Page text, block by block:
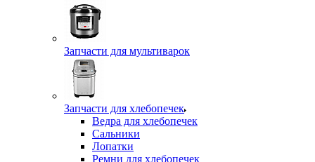
Запчасти для мультиварок
Запчасти для хлебопечек
Ведра для хлебопечек
Сальники
Лопатки
Ремни для хлебопечек